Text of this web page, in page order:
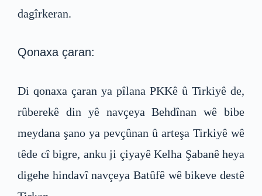
dagîrkeran.
Qonaxa çaran:
Di qonaxa çaran ya pîlana PKKê û Tirkiyê de,
rûberekê din yê navçeya Behdînan wê bibe
meydana şano ya pevçûnan û arteşa Tirkiyê wê
têde cî bigre, anku ji çiyayê Kelha Şabanê heya
digehe hindavî navçeya Batûfê wê bikeve destê